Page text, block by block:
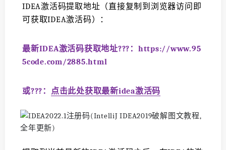
IDEA激活码提取地址（直接复制到浏览器访问即
可获取IDEA激活码）：
最新IDEA激活码获取地址?️?️?️：https://www.95
5code.com/2885.html
或?️?️?️： 点击此处获取最新idea激活码